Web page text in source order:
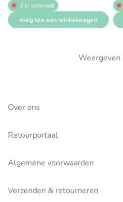
2 in voorraad
voeg toe aan winkelwagen
Weergeven
Over ons
Retourportaal
Algemene voorwaarden
Verzenden & retourneren